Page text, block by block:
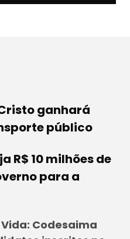
ganhará
público
R$ 10 milhões de
para a
Codesaima